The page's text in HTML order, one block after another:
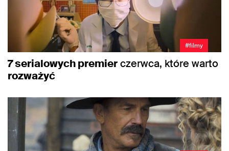
#filmy
7 serialowych premierczerwca, które warto
rozważyć